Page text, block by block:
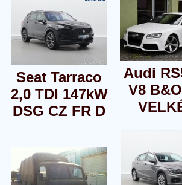
Seat Tarraco
2,0 TDI 147kW
DSG CZ FR D
Audi
V8